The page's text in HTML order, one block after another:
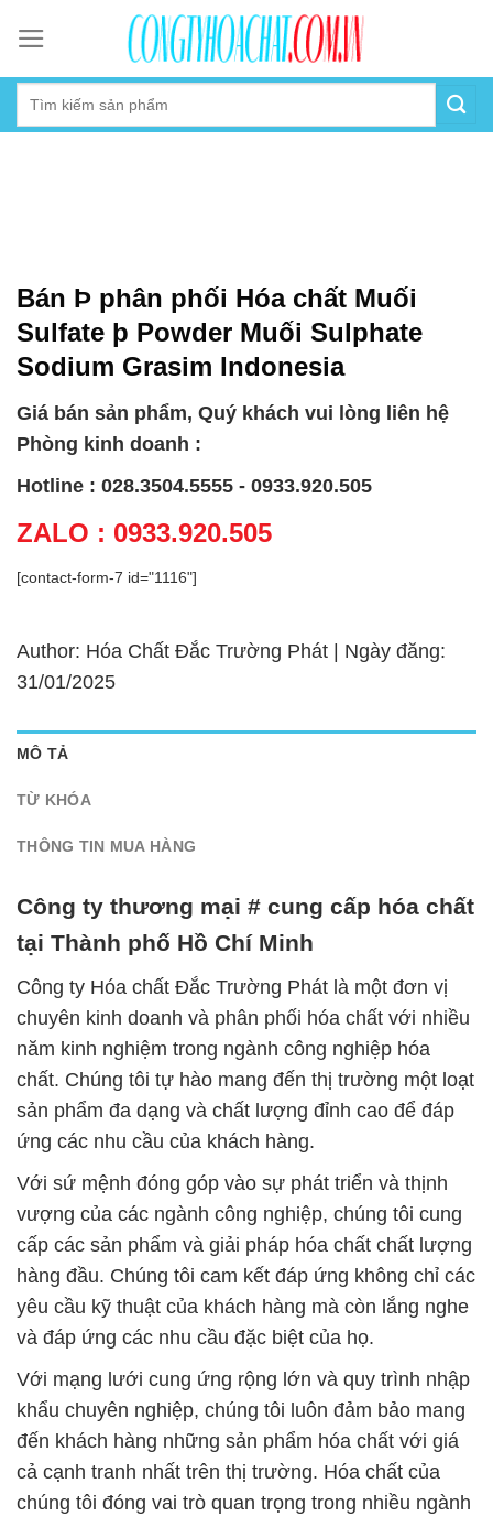
content
Bán Þ phân phối Hóa chất Muối
Sulfate þ Powder Muối Sulphate
Sodium Grasim Indonesia
Giá bán sản phẩm, Quý khách vui lòng liên hệ
Phòng kinh doanh :
Hotline : 028.3504.5555 - 0933.920.505
ZALO : 0933.920.505
[contact-form-7 id="1116"]
Author: Hóa Chất Đắc Trường Phát | Ngày đăng:
31/01/2025
MÔ TẢ
TỪ KHÓA
THÔNG TIN MUA HÀNG
Công ty thương mại # cung cấp hóa chất
tại Thành phố Hồ Chí Minh
Công ty Hóa chất Đắc Trường Phát là một đơn vị
chuyên kinh doanh và phân phối hóa chất với nhiều
năm kinh nghiệm trong ngành công nghiệp hóa
chất. Chúng tôi tự hào mang đến thị trường một loạt
sản phẩm đa dạng và chất lượng đỉnh cao để đáp
ứng các nhu cầu của khách hàng.
Với sứ mệnh đóng góp vào sự phát triển và thịnh
vượng của các ngành công nghiệp, chúng tôi cung
cấp các sản phẩm và giải pháp hóa chất chất lượng
hàng đầu. Chúng tôi cam kết đáp ứng không chỉ các
yêu cầu kỹ thuật của khách hàng mà còn lắng nghe
và đáp ứng các nhu cầu đặc biệt của họ.
Với mạng lưới cung ứng rộng lớn và quy trình nhập
khẩu chuyên nghiệp, chúng tôi luôn đảm bảo mang
đến khách hàng những sản phẩm hóa chất với giá
cả cạnh tranh nhất trên thị trường. Hóa chất của
chúng tôi đóng vai trò quan trọng trong nhiều ngành